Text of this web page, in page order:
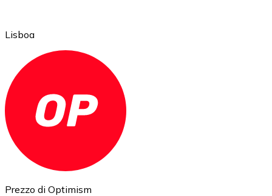
Ethereum
ETH
Lisboa
Prezzo di Optimism